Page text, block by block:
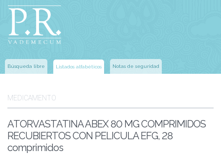
Búsqueda libre Listados alfabéticos Notas de seguridad
MEDICAMENTO
ATORVASTATINA ABEX 80 MG COMPRIMIDOS
RECUBIERTOS CON PELICULA EFG, 28
comprimidos